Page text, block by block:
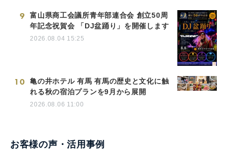
9
富山県商工会議所青年部連合会 創立50周
年記念祝賀会 「DJ盆踊り」を開催します
2026.08.04 15:25
10
亀の井ホテル 有馬 有馬の歴史と文化に触
れる秋の宿泊プランを9月から展開
2026.08.06 11:00
お客様の声・活用事例